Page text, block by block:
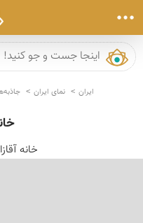
ایران نمای ایران
خانه